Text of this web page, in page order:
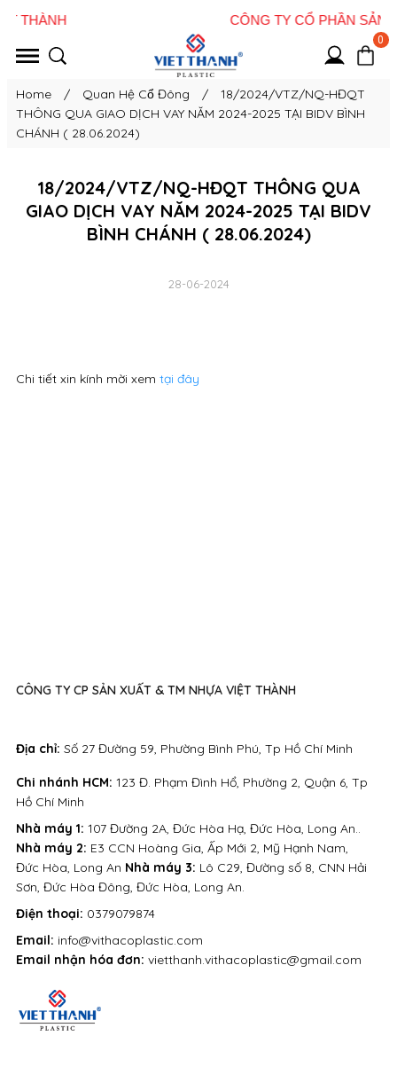
0
Home / Quan Hệ Cổ Đông /
18/2024/VTZ/NQ-HĐQT
THÔNG QUA GIAO DỊCH VAY NĂM 2024-2025 TẠI BIDV BÌNH
CHÁNH ( 28.06.2024)
18/2024/VTZ/NQ-HĐQT THÔNG QUA
GIAO DỊCH VAY NĂM 2024-2025 TẠI BIDV
BÌNH CHÁNH ( 28.06.2024)
28-06-2024
Chi tiết xin kính mời xem tại đây
Địa chỉ: Số 27 Đường 59, Phường Bình Phú, Tp Hồ Chí Minh
Điện thoại: 0379079874
Email: info@vithacoplastic.com
Email nhận hóa đơn: vietthanh.vithacoplastic@gmail.com
CÔNG TY CP SẢN XUẤT & TM NHỰA VIỆT THÀNH
Nhà máy 1: 107 Đường 2A, Đức Hòa Hạ, Đức Hòa, Long An..
Nhà máy 2: E3 CCN Hoàng Gia, Ấp Mới 2, Mỹ Hạnh Nam,
Đức Hòa, Long An Nhà máy 3: Lô C29, Đường số 8, CNN Hải
Sơn, Đức Hòa Đông, Đức Hòa, Long An.
Chi nhánh HCM: 123 Đ. Phạm Đình Hổ, Phường 2, Quận 6, Tp
Hồ Chí Minh